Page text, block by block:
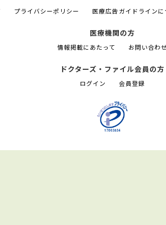
プライバシーポリシー 医療広告ガイドラインに
医療機関の方
情報掲載にあたって お問い合わ
ドクターズ・ファイル会員の方
ログイン 会員登録